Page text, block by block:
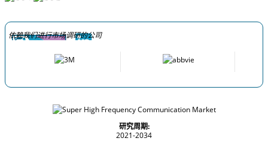
依赖我们进行市场调研的公司
研究周期:
2021-2034